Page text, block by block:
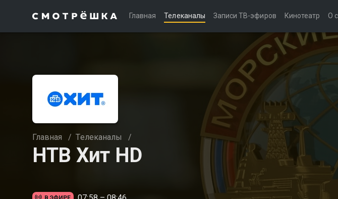
Главная Телеканалы Записи ТВ-эфиров Кинотеатр О
Главная / Телеканалы /
НТВ Хит HD